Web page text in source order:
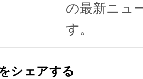
の最新ニュ
す。
シェアする